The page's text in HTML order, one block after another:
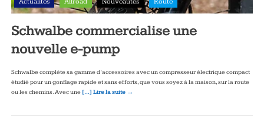
Schwalbe commercialise une
nouvelle e-pump
Schwalbe complète sa gamme d’accessoires avec un compresseur électrique compact
étudié pour un gonflage rapide et sans efforts, que vous soyez à la maison, sur la route
ou les chemins. Avec une […] Lire la suite →